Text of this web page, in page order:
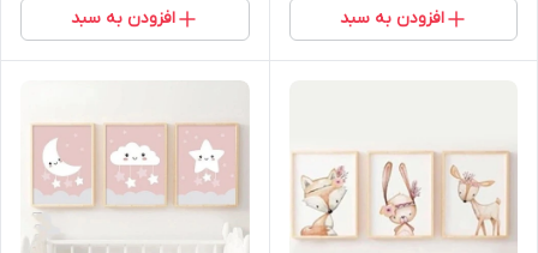
افزودن به سبد افزودن به سبد